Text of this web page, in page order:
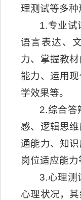
理测试等多种
1.专业试
语言表达、
力、掌握教
能力、运用
学效果等。
2.综合答
感、逻辑思
通能力、知
岗位适应能力
3.心理测
心理状况，